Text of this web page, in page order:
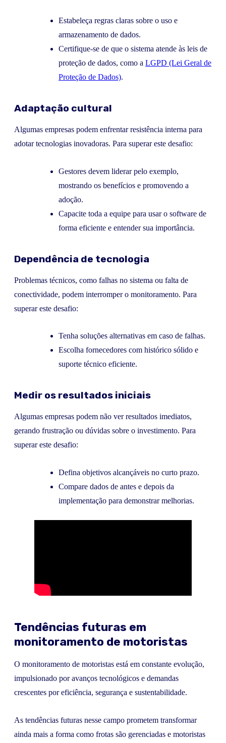
Estabeleça regras claras sobre o uso e
armazenamento de dados.
Certifique-se de que o sistema atende às leis de
proteção de dados, como a LGPD (Lei Geral de
Proteção de Dados).
Adaptação cultural
Algumas empresas podem enfrentar resistência interna para
adotar tecnologias inovadoras. Para superar este desafio:
Gestores devem liderar pelo exemplo,
mostrando os benefícios e promovendo a
adoção.
Capacite toda a equipe para usar o software de
forma eficiente e entender sua importância.
Dependência de tecnologia
Problemas técnicos, como falhas no sistema ou falta de
conectividade, podem interromper o monitoramento. Para
superar este desafio:
Tenha soluções alternativas em caso de falhas.
Escolha fornecedores com histórico sólido e
suporte técnico eficiente.
Medir os resultados iniciais
Algumas empresas podem não ver resultados imediatos,
gerando frustração ou dúvidas sobre o investimento. Para
superar este desafio:
Defina objetivos alcançáveis no curto prazo.
Compare dados de antes e depois da
implementação para demonstrar melhorias.
Tendências futuras em
monitoramento de motoristas
O monitoramento de motoristas está em constante evolução,
impulsionado por avanços tecnológicos e demandas
crescentes por eficiência, segurança e sustentabilidade.
As tendências futuras nesse campo prometem transformar
ainda mais a forma como frotas são gerenciadas e motoristas